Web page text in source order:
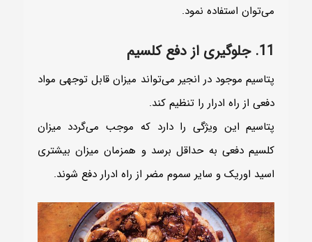
می‌توان استفاده نمود.
11. جلوگیری از دفع کلسیم
پتاسیم موجود در انجیر می‌تواند میزان قابل توجهی مواد
دفعی از راه ادرار را تنظیم کند.
پتاسیم این ویژگی را دارد که موجب می‌گردد میزان
کلسیم دفعی به حداقل برسد و همزمان میزان بیشتری
اسید اوریک و سایر سموم مضر از راه ادرار دفع شوند.